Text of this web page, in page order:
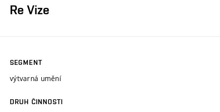
Re Vize
SEGMENT
výtvarná umění
DRUH ČINNOSTI